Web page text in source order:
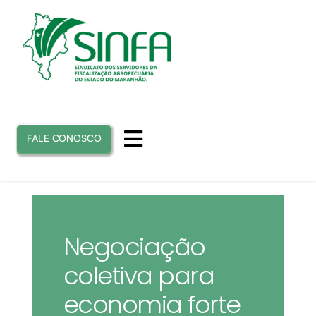
conteúdo
Toggle
INICIO
SINFA
ATUAÇÃO
FALE CONOSCO
Negociação
coletiva para
economia forte